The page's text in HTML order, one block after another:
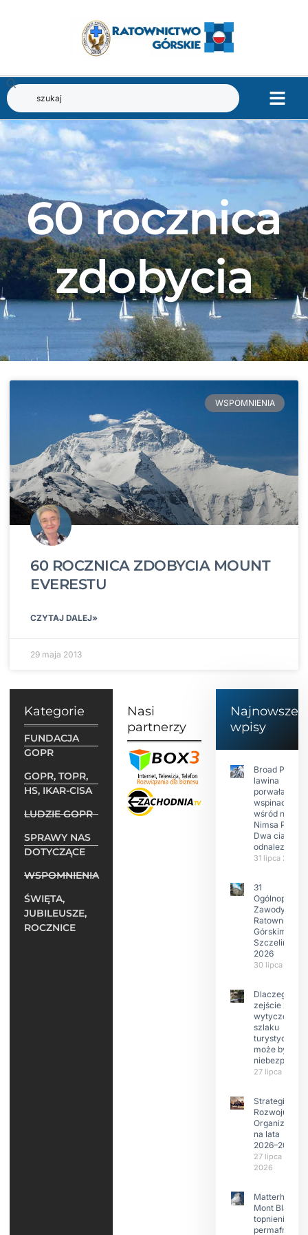
60 rocznica
zdobycia
WSPOMNIENIA
60 ROCZNICA ZDOBYCIA MOUNT
EVERESTU
CZYTAJ DALEJ»
29 maja 2013
Kategorie
FUNDACJA
GOPR
GOPR, TOPR,
HS, IKAR-CISA
LUDZIE GOPR
SPRAWY NAS
DOTYCZĄCE
WSPOMNIENIA
ŚWIĘTA,
JUBILEUSZE,
ROCZNICE
Nasi
partnerzy
Najnowsze
wpisy
Broad Peak:
lawina
porwała 10
wspinaczy,
wśród nich
Nimsa Purję.
Dwa ciała
odnalezione.
31 lipca 2026
31
Ogólnopolskie
Zawody w
Ratownictwie
Górskim –
Szczeliniec
2026
30 lipca 2026
Dlaczego
zejście z
wytyczonego
szlaku
może być
27 lipca 2026
Strategia
Rozwoju
Organizacji
na lata
2026–2029
27 lipca
2026
Matterhorn i
Mont Blanc:
topnienie
permafrost,